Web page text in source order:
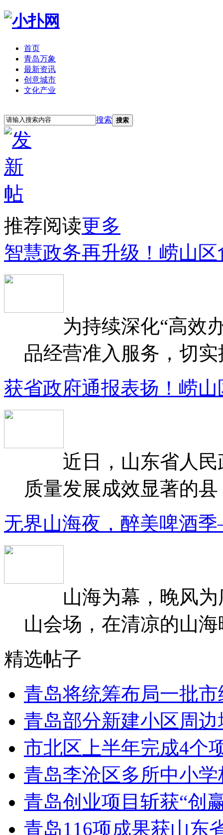
首页
青岛万象
最新资讯
创意城市
文化产业
搜索 搜索
推荐阅读更多
智慧政务再升级！崂山
为持续深化“高效办
品经营准入服务，切
获省政府通报表扬！崂
近日，山东省人民
质量发展成效显著的
无界山海夜，醉美啤酒
山海为幕，晚风为
山会场，在清凉的山
精选帖子
青岛将统筹布局一批市
青岛部分新建小区周
市北区上半年完成4个
青岛李沧区多所中小
青岛创业项目斩获“创
青岛116项成果获山东